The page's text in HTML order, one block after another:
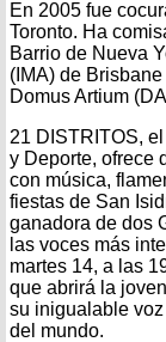
En 2005 fue
Toronto. Ha
Barrio de Nueva
(IMA) de
Domus Artium
21 DISTRITOS,
y Deporte, ofrece
con música,
fiestas de San
ganadora de dos
las voces más
martes 14, a las
que abrirá la
su inigualable
del mundo.